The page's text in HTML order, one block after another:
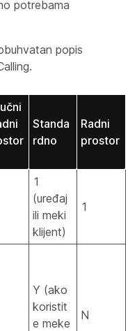
potrebama
popis
Standa
rdno
Radni
prostor
1
(uređaj
ili meki
klijent)
1
Y (ako
koristit
e meke
N